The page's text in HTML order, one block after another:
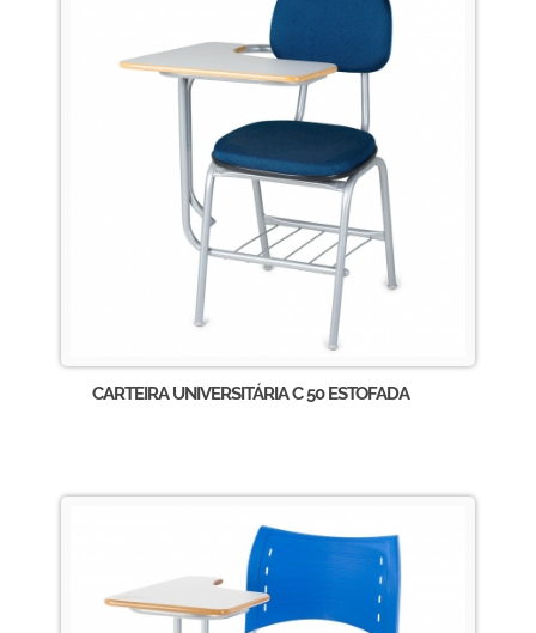
CARTEIRA UNIVERSITÁRIA C 50 ESTOFADA